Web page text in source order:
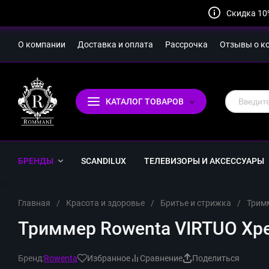
Скидка
О компании Доставка и оплата Рассрочка Отзывы о
КАТАЛОГ ТОВАРОВ
БРЕНДЫ SCANDILUX ТЕЛЕВИЗОРЫ И АКСЕССУАРЫ
Главная / Красота и здоровье / Бритье и стрижка /
Триммер Rowenta VIRTUO
Бренд:Rowenta Избранное Сравнение Поделиться